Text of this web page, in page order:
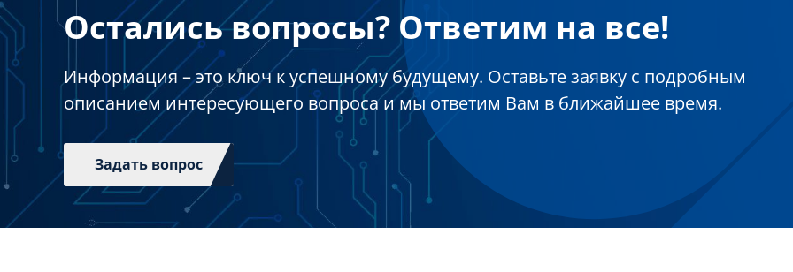
Остались вопросы? Ответим на все!
Информация – это ключ к успешному будущему. Оставьте заявку с подробным
описанием интересующего вопроса и мы ответим Вам в ближайшее время.
Задать вопрос